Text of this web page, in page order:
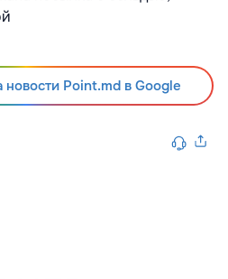
Point.md в Google